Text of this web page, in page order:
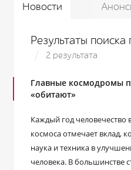
Новости
Результаты поиска
2 результата
Главные космодромы
«обитают»
Каждый год
космоса отмечает вклад,
наука и техника в
человека. В большинстве